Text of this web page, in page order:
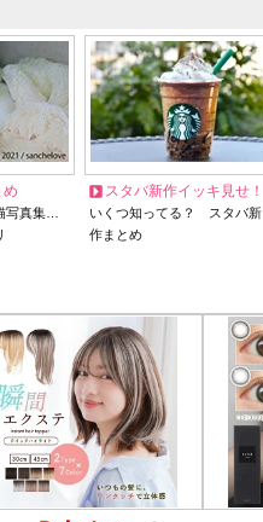
め
写真集…
スタバ新作イッキ見せ！
いくつ知ってる？ スタバ新
作まとめ